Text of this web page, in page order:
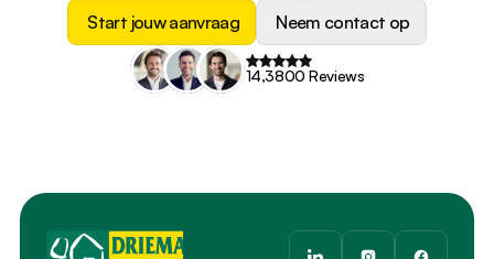
Start jouw aanvraag Neem contact op
14,3800 Reviews